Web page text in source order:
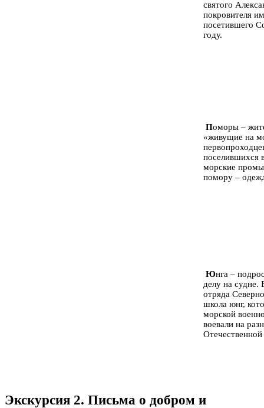
святого
покровителя
посетившего
году.
Поморы –
«живущие на
поселившихся
морские
помору –
Юнга –
делу на судне.
отряда
школа юнг,
морской
воевали на
Экскурсия 2. Письма о добром и